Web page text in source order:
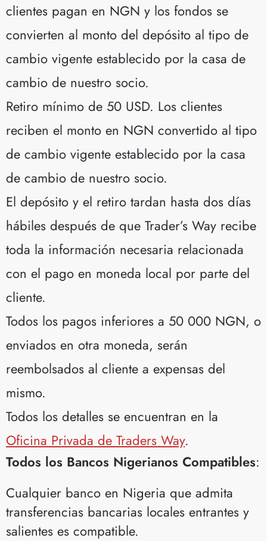
clientes pagan en NGN y los fondos se
convierten al monto del depósito al tipo de
cambio vigente establecido por la casa de
cambio de nuestro socio.
Retiro mínimo de 50 USD. Los clientes
reciben el monto en NGN convertido al tipo
de cambio vigente establecido por la casa
de cambio de nuestro socio.
El depósito y el retiro tardan hasta dos días
hábiles después de que Trader’s Way recibe
toda la información necesaria relacionada
con el pago en moneda local por parte del
cliente.
Todos los pagos inferiores a 50 000 NGN, o
enviados en otra moneda, serán
reembolsados al cliente a expensas del
mismo.
Todos los detalles se encuentran en la
Oficina Privada de Traders Way.
Todos los Bancos Nigerianos Compatibles:
Cualquier banco en Nigeria que admita
transferencias bancarias locales entrantes y
salientes es compatible.